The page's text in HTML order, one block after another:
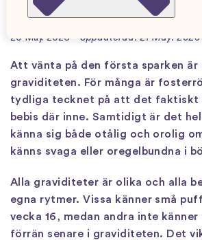
får du kontakt med
20 May. 2026 Uppdaterad: 21 May. 2026
Att vänta på den första sparken är
graviditeten. För många är
tydliga tecknet på att det faktiskt
bebis där inne. Samtidigt är det
känna sig både otålig och orolig
känns svaga eller oregelbundna i
Alla graviditeter är olika och alla
egna rytmer. Vissa känner små
vecka 16, medan andra inte
förrän senare i graviditeten. Det